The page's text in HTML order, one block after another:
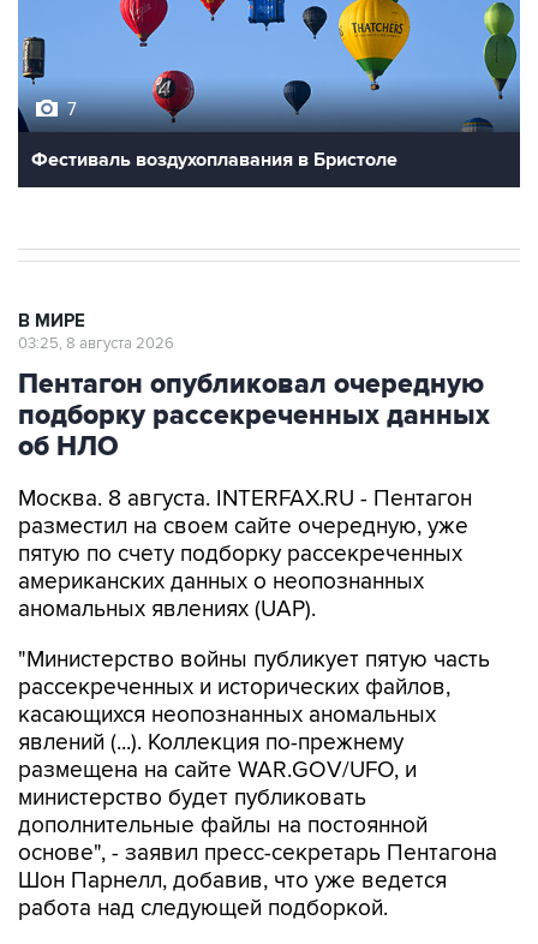
7
Фестиваль воздухоплавания в Бристоле
В МИРЕ
03:25, 8 августа 2026
Пентагон опубликовал очередную
подборку рассекреченных данных
об НЛО
Москва. 8 августа. INTERFAX.RU - Пентагон
разместил на своем сайте очередную, уже
пятую по счету подборку рассекреченных
американских данных о неопознанных
аномальных явлениях (UAP).
"Министерство войны публикует пятую часть
рассекреченных и исторических файлов,
касающихся неопознанных аномальных
явлений (...). Коллекция по-прежнему
размещена на сайте WAR.GOV/UFO, и
министерство будет публиковать
дополнительные файлы на постоянной
основе", - заявил пресс-секретарь Пентагона
Шон Парнелл, добавив, что уже ведется
работа над следующей подборкой.